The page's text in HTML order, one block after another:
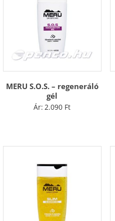
MERU S.O.S. – regeneráló
gél
Ár: 2.090 Ft